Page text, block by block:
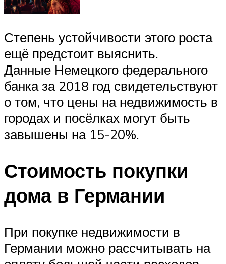
Степень устойчивости этого роста
ещё предстоит выяснить.
Данные Немецкого федерального
банка за 2018 год свидетельствуют
о том, что цены на недвижимость в
городах и посёлках могут быть
завышены на 15-20%.
Стоимость покупки
дома в Германии
При покупке недвижимости в
Германии можно рассчитывать на